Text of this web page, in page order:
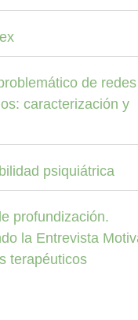
de
caracterización y
psiquiátrica
profundización.
la Entrevista
terapéuticos